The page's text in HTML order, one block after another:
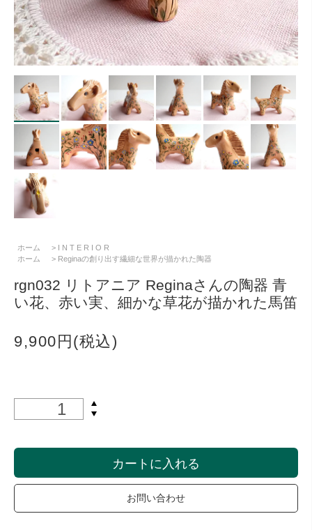
ホーム > I N T E R I O R
ホーム
> Reginaの創り出す繊細な世界が描かれた陶器
rgn032 リトアニア Reginaさんの陶器 青
い花、赤い実、細かな草花が描かれた馬笛
9,900円(税込)
カートに入れる
お問い合わせ